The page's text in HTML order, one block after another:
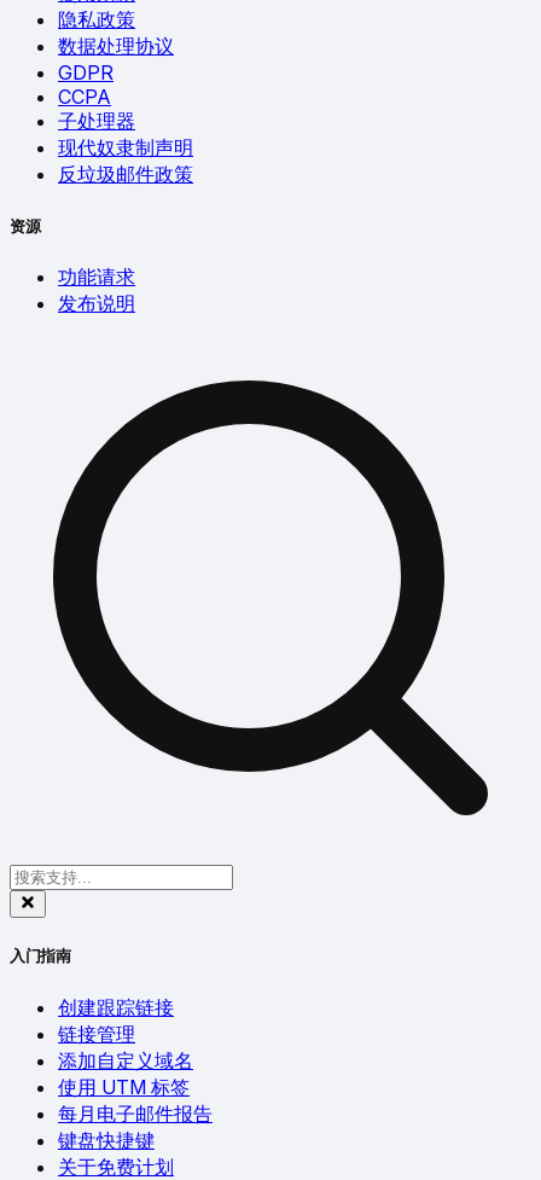
隐私政策
数据处理协议
GDPR
CCPA
子处理器
现代奴隶制声明
反垃圾邮件政策
资源
功能请求
发布说明
入门指南
创建跟踪链接
链接管理
添加自定义域名
使用 UTM 标签
每月电子邮件报告
键盘快捷键
关于免费计划